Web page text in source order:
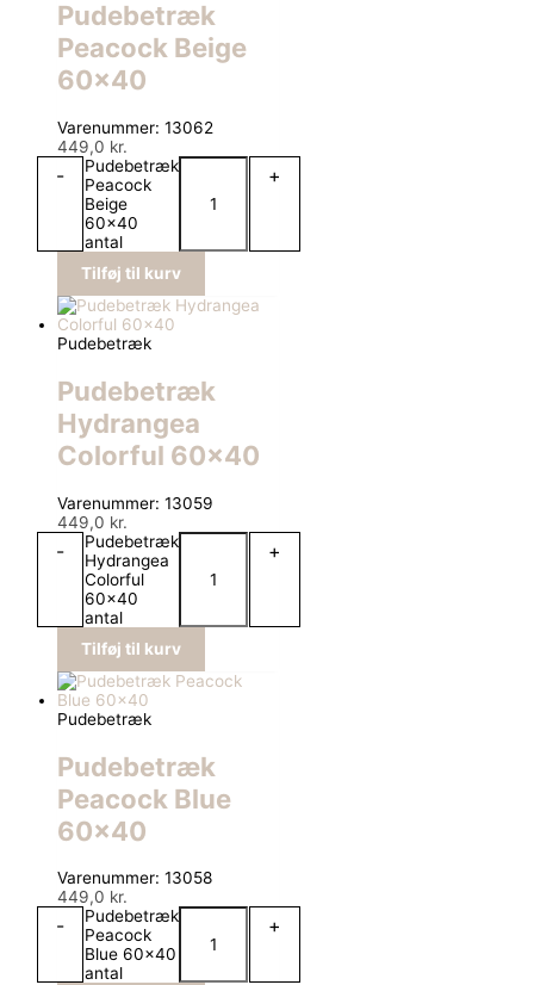
Pudebetræk
Peacock Beige
60×40
Varenummer: 13062
449,0 kr.
-
Pudebetræk
Peacock
Beige
60x40
antal
+
Tilføj til kurv
Pudebetræk
Pudebetræk
Hydrangea
Colorful 60×40
Varenummer: 13059
449,0 kr.
-
Pudebetræk
Hydrangea
Colorful
60x40
antal
+
Tilføj til kurv
Pudebetræk
Pudebetræk
Peacock Blue
60×40
Varenummer: 13058
449,0 kr.
-
Pudebetræk
Peacock
Blue 60x40
antal
+